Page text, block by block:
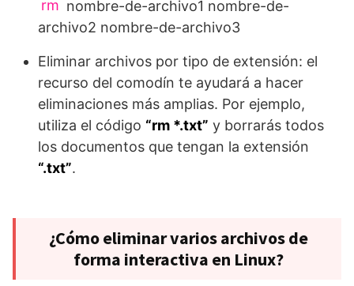
rm nombre-de-archivo1 nombre-de-
archivo2 nombre-de-archivo3
Eliminar archivos por tipo de extensión: el
recurso del comodín te ayudará a hacer
eliminaciones más amplias. Por ejemplo,
utiliza el código “rm *.txt” y borrarás todos
los documentos que tengan la extensión
“.txt”.
¿Cómo eliminar varios archivos de
forma interactiva en Linux?